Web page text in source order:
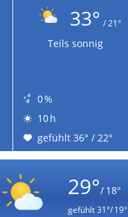
33° / 21°
Teils sonnig
0 %
10 h
gefühlt 36° / 22°
29°/ 18°
gefühlt31°/ 19°